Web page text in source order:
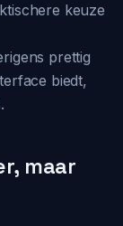
keuze
prettig
biedt,
maar